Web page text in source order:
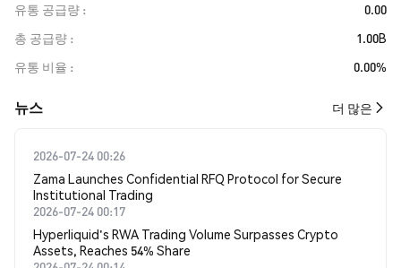
유통 공급량
0.00
총 공급량
1.00B
유통 비율
0.00%
뉴스 더 많은
2026-07-24 00:26
Zama Launches Confidential RFQ Protocol for Secure
Institutional Trading
2026-07-24 00:17
Hyperliquid's RWA Trading Volume Surpasses Crypto
Assets, Reaches 54% Share